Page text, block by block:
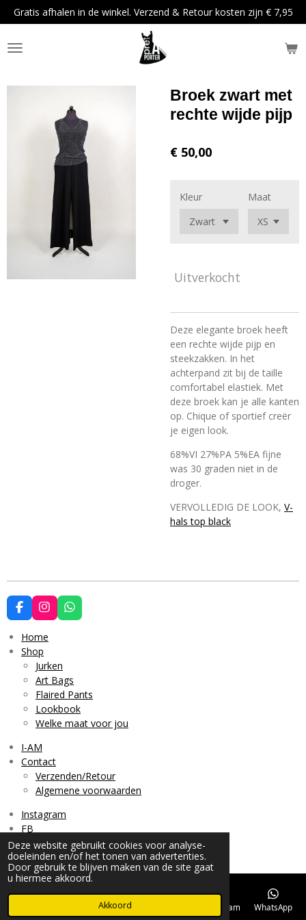
Deze website gebruikt cookies voor analyse-
doeleinden en/of het tonen van advertenties.
Door gebruik te blijven maken van de site gaat
u hiermee akkoord.
Akkoord
Ga
direct
naar
de
Gratis afhalen in de winkel. Verzend & Retour kosten zijn € 7,95
Broek zwart met
rechte wijde pijp
€ 50,00
Kleur Maat
Uitverkocht
Deze elegante broek heeft
een rechte wijde pijp en
steekzakken. In het
achterpand zit bij de taille
comfortabel elastiek. Met
deze broek kan je alle kanten
op. Chique of sportief creër
je eigen look.
68%VI 27%PA 5%EA fijne
was 30 graden niet in de
droger.
VERVOLLEDIG DE LOOK, V-
hals top black
F
a
c
e
b
o
o
I
n
s
t
a
g
r
a
m
W
h
p
p
Home
Shop
Jurken
Art Bags
Flaired Pants
Lookbook
Welke maat voor jou
I-AM
Contact
Verzenden/Retour
Algemene voorwaarden
Instagram
FB
© 2021 - 2026 Pret a porter by Anne Marie
Telefoonnummer Instagram WhatsApp